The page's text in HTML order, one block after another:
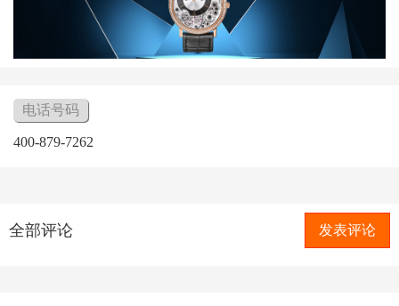
电话号码
400-879-7262
全部评论 发表评论